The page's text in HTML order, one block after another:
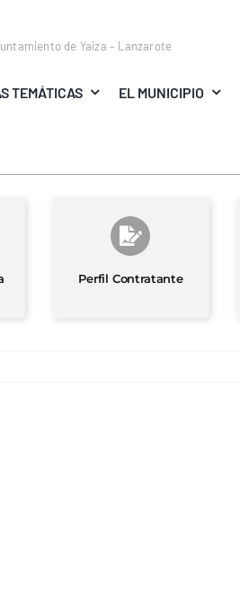
de Yaiza – Lanzarote
TEMÁTICAS EL MUNICIPIO
Perfil Contratante